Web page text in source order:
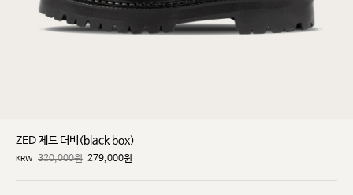
ZED 제드 더비(black box)
KRW 320,000원 279,000원